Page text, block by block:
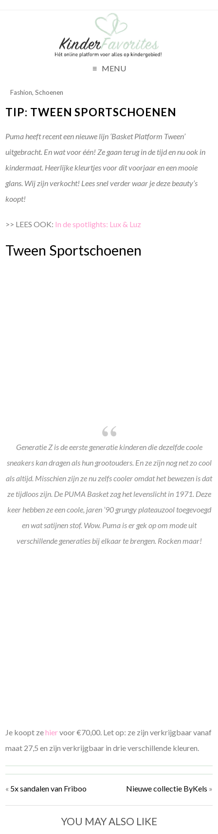
MENU
Fashion,Schoenen
TIP: TWEEN SPORTSCHOENEN
Puma heeft recent een nieuwe lijn ‘Basket Platform Tween’
uitgebracht. En wat voor één! Ze gaan terug in de tijd en nu ook in
kindermaat. Heerlijke kleurtjes voor dit voorjaar en een mooie
glans. Wij zijn verkocht! Lees snel verder waar je deze beauty’s
koopt!
>> LEES OOK: In de spotlights: Lux & Luz
Tween Sportschoenen
Generatie Z is de eerste generatie kinderen die dezelfde coole
sneakers kan dragen als hun grootouders. En ze zijn nog net zo cool
als altijd. Misschien zijn ze nu zelfs cooler omdat het bewezen is dat
ze tijdloos zijn. De PUMA Basket zag het levenslicht in 1971. Deze
keer hebben ze een coole, jaren ’90 grungy plateauzool toegevoegd
en wat satijnen stof. Wow. Puma is er gek op om mode uit
verschillende generaties bij elkaar te brengen. Rocken maar!
Je koopt zehiervoor €70,00. Let op: ze zijn verkrijgbaar vanaf
maat 27,5 en zijn verkrijgbaar in drie verschillende kleuren.
« 5x sandalen van Friboo Nieuwe collectie ByKels »
YOU MAY ALSO LIKE